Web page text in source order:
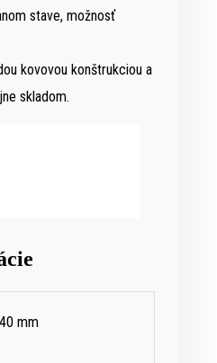
stave, možnosť
kovovou konštrukciou a
skladom.
mm